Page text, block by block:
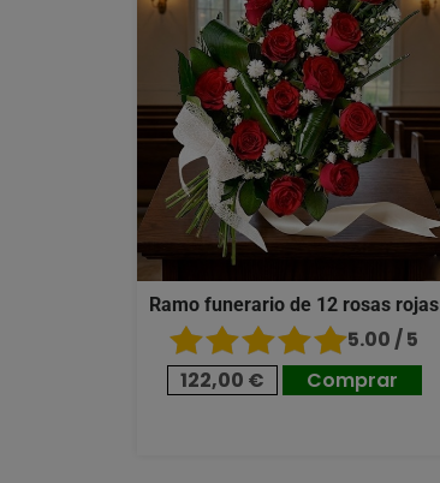
Ramo funerario de 12 rosas rojas
5.00 / 5
122,00 €
Comprar